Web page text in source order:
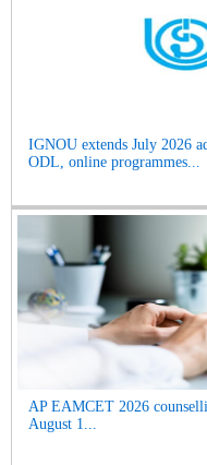
IGNOU extends July 2026
ODL, online programmes...
AP EAMCET 2026
August 1...